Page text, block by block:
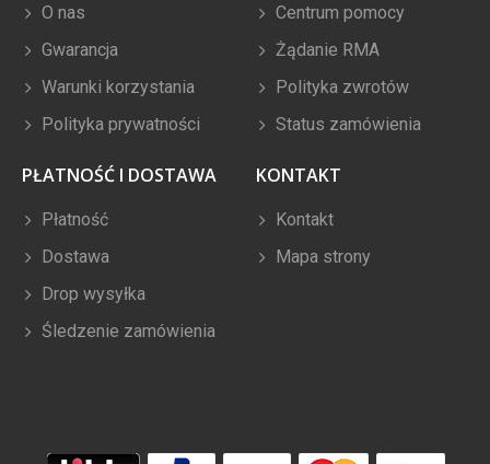
O nas
Gwarancja
Warunki korzystania
Polityka prywatności
Centrum pomocy
Żądanie RMA
Polityka zwrotów
Status zamówienia
PŁATNOŚĆ I DOSTAWA
Płatność
Dostawa
Drop wysyłka
Śledzenie zamówienia
KONTAKT
Kontakt
Mapa strony